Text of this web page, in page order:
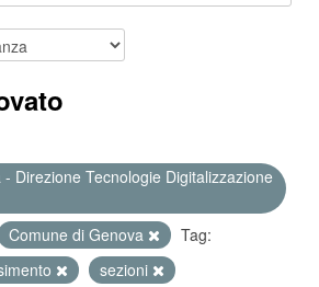
Direzione Tecnologie Digitalizzazione
Comune di Genova
Tag:
sezioni